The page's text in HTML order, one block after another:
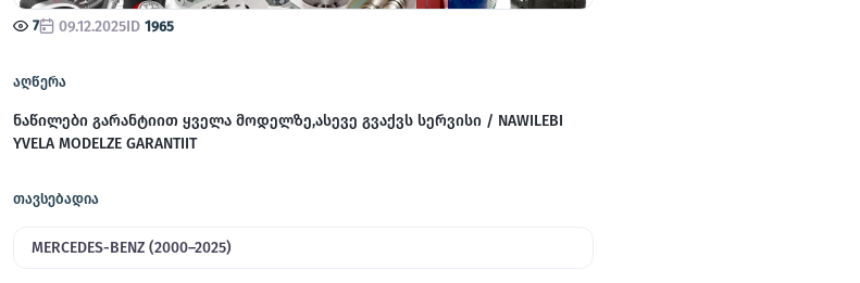
7 09.12.2025ID 1965
აღწერა
ნაწილები გარანტიით ყველა მოდელზე,ასევე გვაქვს სერვისი / NAWILEBI
YVELA MODELZE GARANTIIT
თავსებადია
MERCEDES-BENZ (2000–2025)